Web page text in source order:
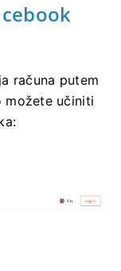
računa putem
možete učiniti